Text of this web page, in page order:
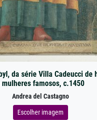
da série Villa Cadeucci de
mulheres famosos, c.1450
Andrea del Castagno
Escolher imagem